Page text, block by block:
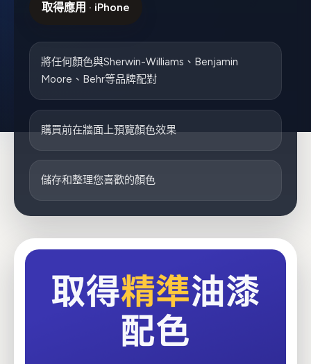
取得應用 · iPhone
將任何顏色與Sherwin-Williams、Benjamin
Moore、Behr等品牌配對
購買前在牆面上預覽顏色效果
儲存和整理您喜歡的顏色